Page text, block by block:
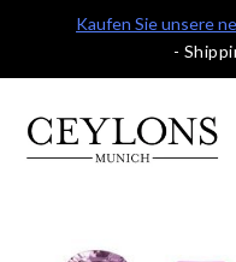
Kaufen Sie unsere
-